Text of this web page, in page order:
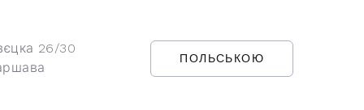
26/30
ПОЛЬСЬКОЮ